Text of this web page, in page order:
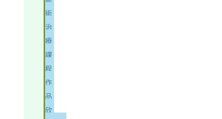
術
治
療
課
程
作
品
欣